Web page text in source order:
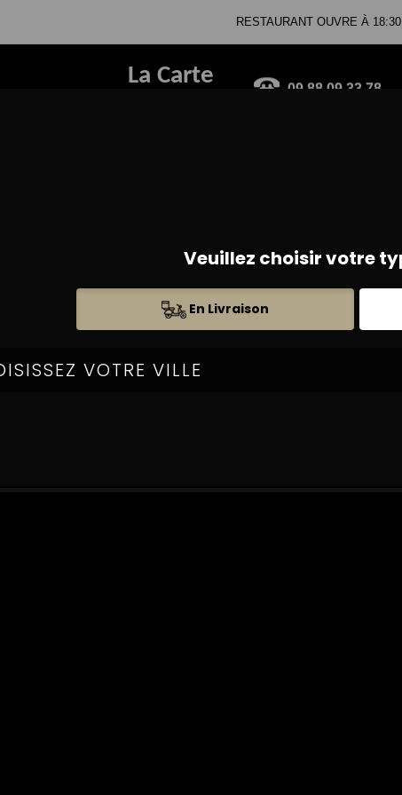
RESTAURANT OUVRE À 18:30
La Carte
PLATS CHAUDS